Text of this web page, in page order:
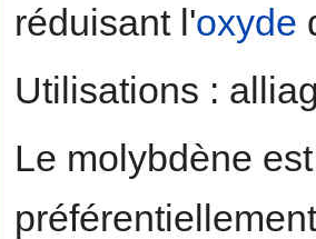
réduisant l'oxyde
Utilisations :
Le molybdène